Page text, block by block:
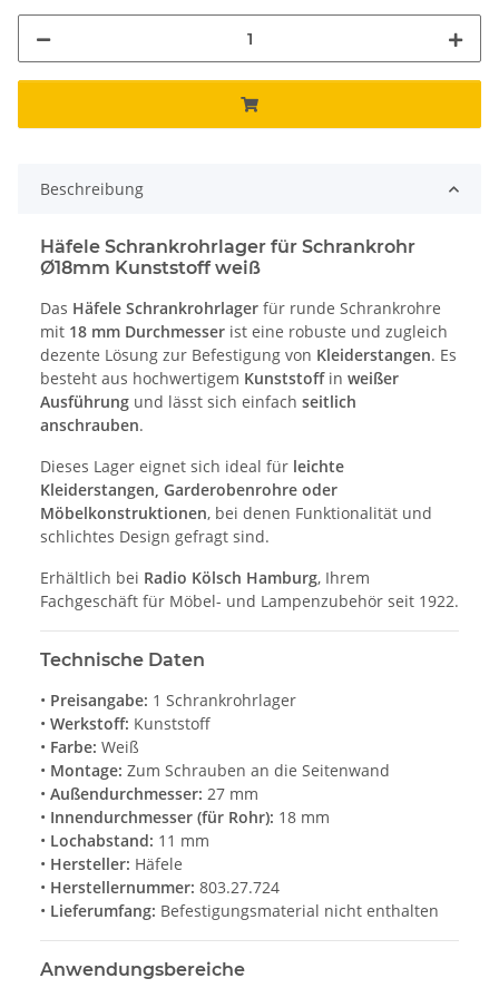
Beschreibung
Häfele Schrankrohrlager für Schrankrohr
Ø18mm Kunststoff weiß
Das Häfele Schrankrohrlager für runde Schrankrohre
mit 18 mm Durchmesser ist eine robuste und zugleich
dezente Lösung zur Befestigung von Kleiderstangen. Es
besteht aus hochwertigem Kunststoffin weißer
Ausführung und lässt sich einfach seitlich
anschrauben.
Dieses Lager eignet sich ideal für leichte
Kleiderstangen, Garderobenrohre oder
Möbelkonstruktionen, bei denen Funktionalität und
schlichtes Design gefragt sind.
Erhältlich bei Radio Kölsch Hamburg, Ihrem
Fachgeschäft für Möbel- und Lampenzubehör seit 1922.
Technische Daten
• Preisangabe: 1 Schrankrohrlager
• Werkstoff: Kunststoff
• Farbe: Weiß
• Montage: Zum Schrauben an die Seitenwand
• Außendurchmesser: 27 mm
• Innendurchmesser (für Rohr): 18 mm
• Lochabstand: 11 mm
• Hersteller: Häfele
• Herstellernummer: 803.27.724
• Lieferumfang: Befestigungsmaterial nicht enthalten
Anwendungsbereiche